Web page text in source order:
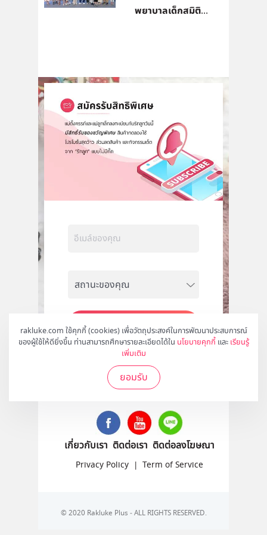
rakluke.com ใช้คุกกี้ (cookies) เพื่อวัตถุประสงค์ในการพัฒนาประสบการณ์
ของผู้ใช้ให้ดียิ่งขึ้น ท่านสามารถศึกษารายละเอียดได้ใน นโยบายคุกกี้ และ เรียนรู้
เพิ่มเติม
ยอมรับ
พยาบาลเด็กสมิติ...
สมัคร
ติดตามเราได้ที่
เกี่ยวกับเรา ติดต่อเรา ติดต่อลงโฆษณา
Privacy Policy | Term of Service
© 2020 Rakluke Plus - ALL RIGHTS RESERVED.